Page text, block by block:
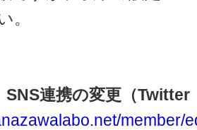
。
連携の変更（Twitter
member/